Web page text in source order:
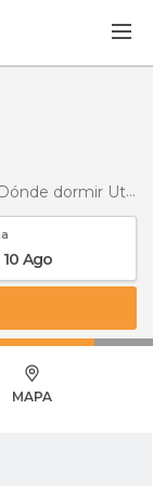
Dónde dormir Utah
10 Ago
MAPA